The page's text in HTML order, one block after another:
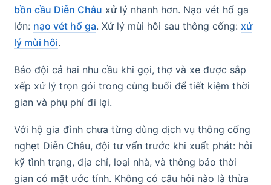
bồn cầu Diễn Châu xử lý nhanh hơn. Nạo vét hố ga
lớn: nạo vét hố ga. Xử lý mùi hôi sau thông cống: xử
lý mùi hôi.
Báo đội cả hai nhu cầu khi gọi, thợ và xe được sắp
xếp xử lý trọn gói trong cùng buổi để tiết kiệm thời
gian và phụ phí đi lại.
Với hộ gia đình chưa từng dùng dịch vụ thông cống
nghẹt Diễn Châu, đội tư vấn trước khi xuất phát: hỏi
kỹ tình trạng, địa chỉ, loại nhà, và thông báo thời
gian có mặt ước tính. Không có câu hỏi nào là thừa